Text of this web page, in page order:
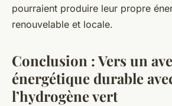
pourraient produire leur propre
renouvelable et locale.
Conclusion : Vers un
énergétique durable
l’hydrogène vert